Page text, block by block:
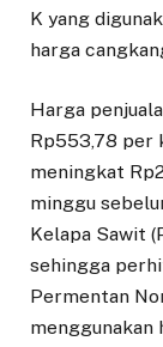
K yang
harga
Harga
Rp553,78 per
meningkat
minggu
Kelapa Sawit
sehingga
Permentan
menggunakan